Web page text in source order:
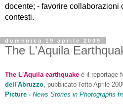
docente; - favorire collaborazioni
contesti.
domenica 19 aprile 2009
The L'Aquila
The L'Aquila earthquake è il reportage
dell'Abruzzo , pubblicato l'otto Aprile
Picture - News Stories in Photographs